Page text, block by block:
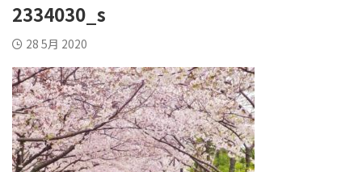
2334030_s
28 5月 2020